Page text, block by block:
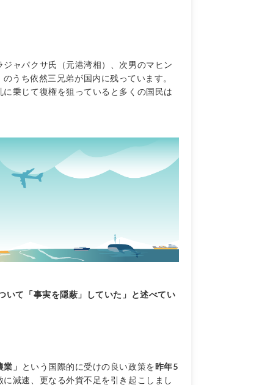
ャパクサ氏（元港湾相）、次男のマヒン
のうち依然三兄弟が国内に残っています。
乗じて復権を狙っていると多くの国民は
いて「事実を隠蔽」していた」と述べてい
業」 という国際的に受けの良い政策を昨年5
減速、更なる外貨不足を引き起こしまし